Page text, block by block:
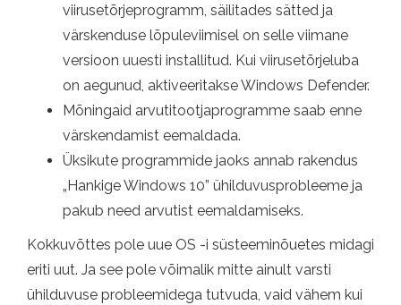
viirusetõrjeprogramm, säilitades sätted ja
värskenduse lõpuleviimisel on selle viimane
versioon uuesti installitud. Kui viirusetõrjeluba
on aegunud, aktiveeritakse Windows Defender.
Mõningaid arvutitootjaprogramme saab enne
värskendamist eemaldada.
Üksikute programmide jaoks annab rakendus
„Hankige Windows 10” ühilduvusprobleeme ja
pakub need arvutist eemaldamiseks.
Kokkuvõttes pole uue OS -i süsteeminõuetes midagi
eriti uut. Ja see pole võimalik mitte ainult varsti
ühilduvuse probleemidega tutvuda, vaid vähem kui